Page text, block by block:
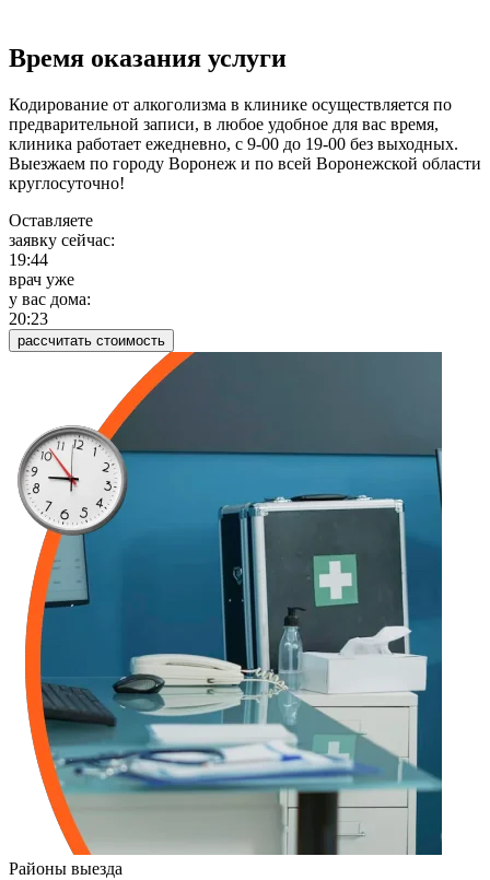
Время оказания услуги
Кодирование от алкоголизма в клинике осуществляется по
предварительной записи, в любое удобное для вас время,
клиника работает ежедневно, с 9-00 до 19-00 без выходных.
Выезжаем по городу Воронеж и по всей Воронежской области
круглосуточно!
Оставляете
заявку сейчас:
19:44
врач уже
у вас дома:
20:23
рассчитать стоимость
Районы выезда